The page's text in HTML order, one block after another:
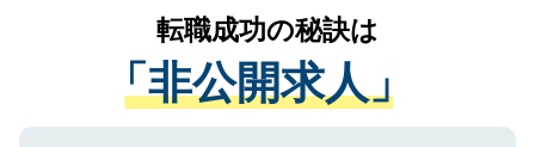
は、個人情報の取り扱いについての厳密な
管理基準を満たした事業者のみに付与され
る、プライバシーマークを取得済みです。
ご登録いただいた個人情報は、SSL（デー
かがいして、現在の医療機関の状況や紹介
経験をまじえながら、適切なアドバイスを
させていただきます。すぐにご転職をされ
ない方には、長期的なサポートが可能です
ので、まずはご登録ください。
転職成功の秘訣は
「非公開求人」